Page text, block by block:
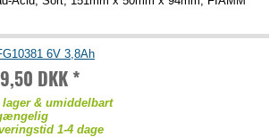
6V 3,8Ah
DKK *
lager & umiddelbart
1-4 dage